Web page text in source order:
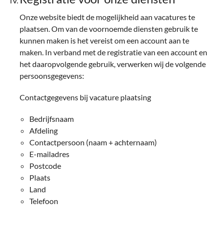
Onze website biedt de mogelijkheid aan vacatures te
plaatsen. Om van de voornoemde diensten gebruik te
kunnen maken is het vereist om een account aan te
maken. In verband met de registratie van een account en
het daaropvolgende gebruik, verwerken wij de volgende
persoonsgegevens:
Contactgegevens bij vacature plaatsing
Bedrijfsnaam
Afdeling
Contactpersoon (naam + achternaam)
E-mailadres
Postcode
Plaats
Land
Telefoon